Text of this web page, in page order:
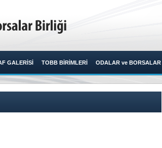
GALERİSİ TOBB BİRİMLERİ ODALAR ve BORSALAR